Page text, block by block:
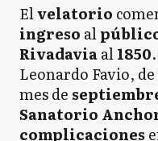
Elvelatorio
ingreso al
Rivadaviaal1850.
Leonardo Favio, de
mes de
Sanatorio
complicaciones